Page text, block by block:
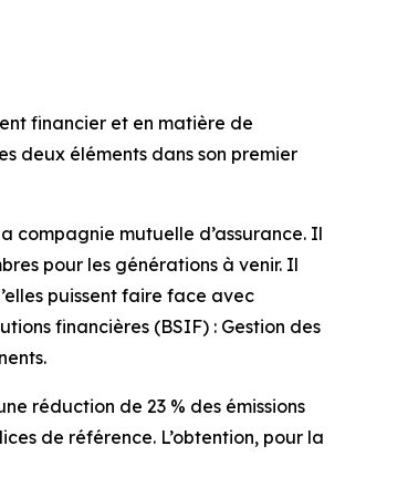
financier et en matière de
deux éléments dans son premier
compagnie mutuelle d’assurance. Il
pour les générations à venir. Il
puissent faire face avec
financières (BSIF) : Gestion des
réduction de 23 % des émissions
de référence. L’obtention, pour la